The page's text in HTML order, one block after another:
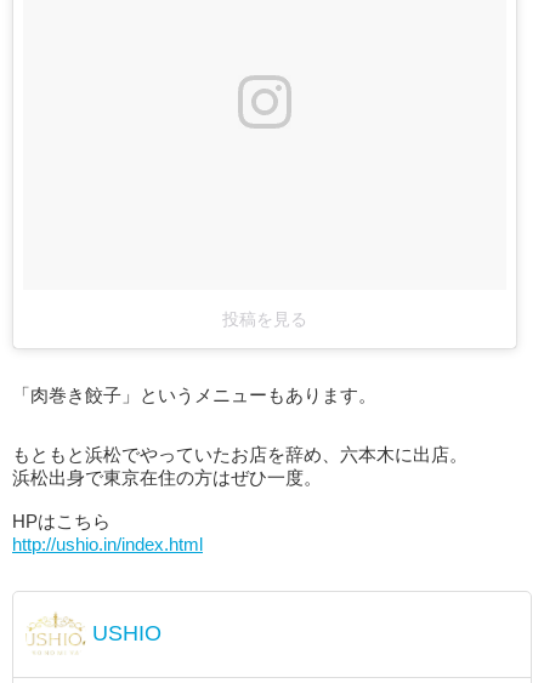
投稿を見る
「肉巻き餃子」というメニューもあります。
もともと浜松でやっていたお店を辞め、六本木に出店。
浜松出身で東京在住の方はぜひ一度。
HPはこちら
http://ushio.in/index.html
USHIO